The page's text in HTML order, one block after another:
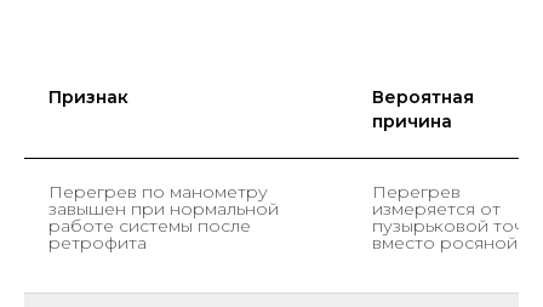
Признак
Вероятная
причина
Перегрев по манометру
завышен при нормальной
работе системы после
ретрофита
Перегрев
измеряется от
пузырьковой точки
вместо росяной